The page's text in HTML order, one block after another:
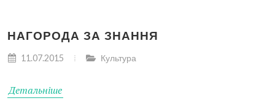
НАГОРОДА ЗА ЗНАННЯ
11.07.2015 Культура
Детальніше